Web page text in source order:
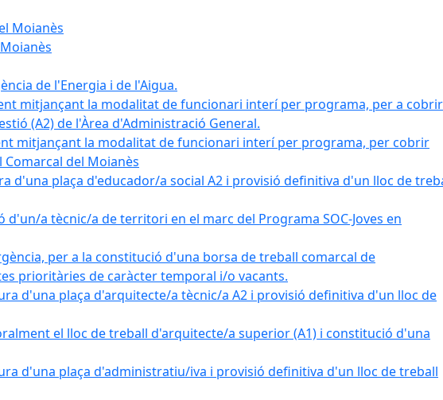
Moianès
de l'Energia i de l'Aigua.
mitjançant la modalitat de funcionari interí per programa, per a cobrir
(A2) de l'Àrea d'Administració General.
mitjançant la modalitat de funcionari interí per programa, per cobrir
del Moianès
d'una plaça d'educador/a social A2 i provisió definitiva d'un lloc de
a tècnic/a de territori en el marc del Programa SOC-Joves en
per a la constitució d'una borsa de treball comarcal de
prioritàries de caràcter temporal i/o vacants.
d'una plaça d'arquitecte/a tècnic/a A2 i provisió definitiva d'un lloc de
el lloc de treball d'arquitecte/a superior (A1) i constitució d'una
d'una plaça d'administratiu/iva i provisió definitiva d'un lloc de treball